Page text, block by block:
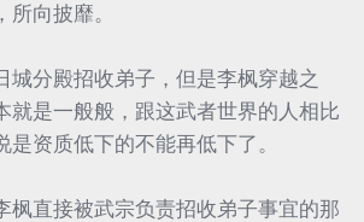
向披靡。
城分殿招收弟子，但是李枫穿越之
就是一般般，跟这武者世界的人相比
是资质低下的不能再低下了。
枫直接被武宗负责招收弟子事宜的那